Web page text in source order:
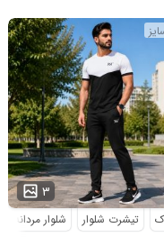
۳
تیشرت شلوار شلوار مردانه